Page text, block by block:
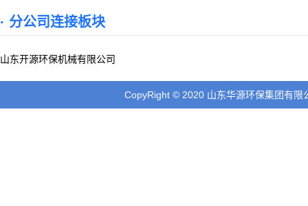
· 分公司连接板块
山东开源环保机械有限公司
CopyRight © 2020 山东华源环保集团有